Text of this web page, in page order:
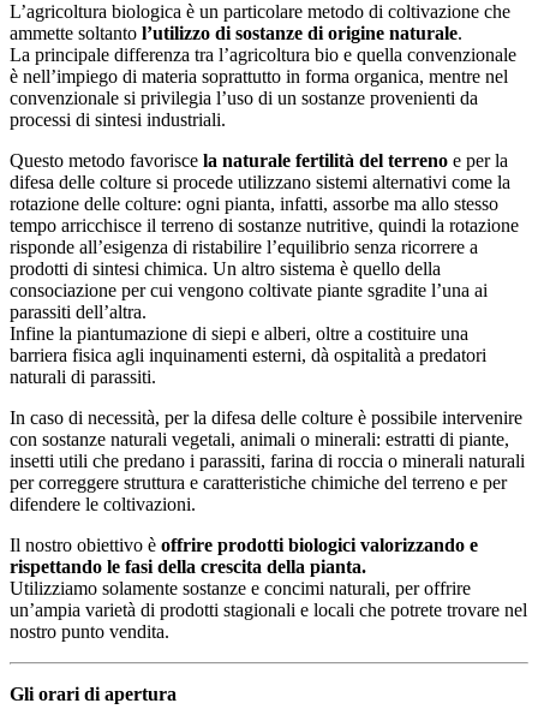
L’agricoltura biologica è un particolare metodo di coltivazione che
ammette soltanto l’utilizzo di sostanze di origine naturale.
La principale differenza tra l’agricoltura bio e quella convenzionale
è nell’impiego di materia soprattutto in forma organica, mentre nel
convenzionale si privilegia l’uso di un sostanze provenienti da
processi di sintesi industriali.
Questo metodo favorisce la naturale fertilità del terreno e per la
difesa delle colture si procede utilizzano sistemi alternativi come la
rotazione delle colture: ogni pianta, infatti, assorbe ma allo stesso
tempo arricchisce il terreno di sostanze nutritive, quindi la rotazione
risponde all’esigenza di ristabilire l’equilibrio senza ricorrere a
prodotti di sintesi chimica. Un altro sistema è quello della
consociazione per cui vengono coltivate piante sgradite l’una ai
parassiti dell’altra.
Infine la piantumazione di siepi e alberi, oltre a costituire una
barriera fisica agli inquinamenti esterni, dà ospitalità a predatori
naturali di parassiti.
In caso di necessità, per la difesa delle colture è possibile intervenire
con sostanze naturali vegetali, animali o minerali: estratti di piante,
insetti utili che predano i parassiti, farina di roccia o minerali naturali
per correggere struttura e caratteristiche chimiche del terreno e per
difendere le coltivazioni.
Il nostro obiettivo è offrire prodotti biologici valorizzando e
rispettando le fasi della crescita della pianta.
Utilizziamo solamente sostanze e concimi naturali, per offrire
un’ampia varietà di prodotti stagionali e locali che potrete trovare nel
nostro punto vendita.
Gli orari di apertura